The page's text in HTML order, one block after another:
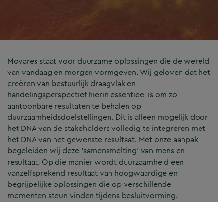
Movares staat voor duurzame oplossingen die de wereld
van vandaag en morgen vormgeven. Wij geloven dat het
creëren van bestuurlijk draagvlak en
handelingsperspectief hierin essentieel is om zo
aantoonbare resultaten te behalen op
duurzaamheidsdoelstellingen. Dit is alleen mogelijk door
het DNA van de stakeholders volledig te integreren met
het DNA van het gewenste resultaat. Met onze aanpak
begeleiden wij deze ‘samensmelting’ van mens en
resultaat. Op die manier wordt duurzaamheid een
vanzelfsprekend resultaat van hoogwaardige en
begrijpelijke oplossingen die op verschillende
momenten steun vinden tijdens besluitvorming.